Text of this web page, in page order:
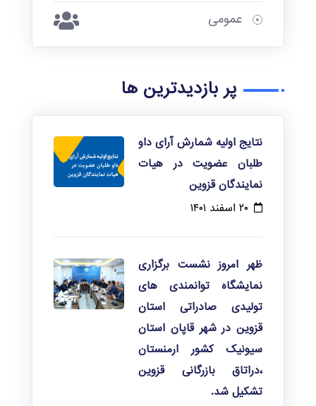
رویدادها
عمومی
پر بازدیدترین ها
نتایج اولیه شمارش آرای داو
طلبان عضویت در هیات
نمایندگان قزوین
۲۰ اسفند ۱۴۰۱
ظهر امروز نشست برگزاری
نمایشگاه توانمندی های
تولیدی صادراتی استان
قزوین در شهر قاپان استان
سیونیک کشور ارمنستان
،دراتاق بازرگانی قزوین
تشکیل شد.